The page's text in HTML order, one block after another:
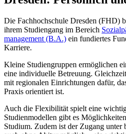
Die Fachhochschule Dresden (FHD)
ihrem Studiengang im Bereich
management (B.A.) ein fundiertes
Karriere.
Kleine Studiengruppen ermöglichen
eine individuelle Betreuung.
mit regionalen Einrichtungen dafür,
Praxis orientiert ist.
Auch die Flexibilität spielt eine
Studienmodellen gibt es
Studium. Zudem ist der Zugang unter